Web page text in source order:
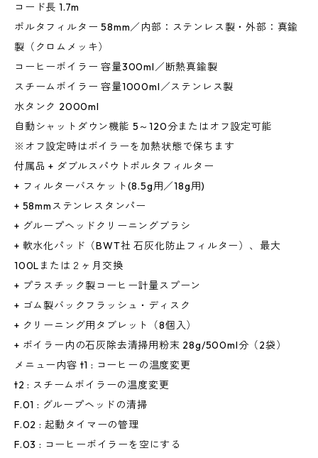
コード長 1.7m
ポルタフィルター 58mm／内部：ステンレス製・外部：真鍮
製（クロムメッキ）
コーヒーボイラー 容量300ml／断熱真鍮製
スチームボイラー 容量1000ml／ステンレス製
水タンク 2000ml
自動シャットダウン機能 5～120分またはオフ設定可能
※オフ設定時はボイラーを加熱状態で保ちます
付属品 + ダブルスパウトポルタフィルター
+ フィルターバスケット(8.5g用／18g用)
+ 58mmステンレスタンパー
+ グループヘッドクリーニングブラシ
+ 軟水化パッド（BWT社 石灰化防止フィルター）、最大
100Lまたは２ヶ月交換
+ プラスチック製コーヒー計量スプーン
+ ゴム製バックフラッシュ・ディスク
+ クリーニング用タブレット（8個入）
+ ボイラー内の石灰除去清掃用粉末 28g/500ml分（2袋）
メニュー内容 t1 : コーヒーの温度変更
t2 : スチームボイラーの温度変更
F.01 : グループヘッドの清掃
F.02 : 起動タイマーの管理
F.03 : コーヒーボイラーを空にする